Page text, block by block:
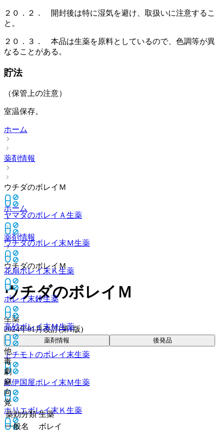
２０．２． 開封後は特に湿気を避け、取扱いに注意するこ
と。
２０．３． 本品は生薬を原料としているので、色調等が異
なることがある。
貯法
（保管上の注意）
室温保存。
ホーム
薬剤情報
ウチダのボレイＭ
ヤマダのボレイＡ 生薬
ウチダのボレイ末Ｍ生薬
花扇ボレイ末Ｋ 生薬
ボレイ末鈴生薬
高砂ボレイ末Ｍ生薬
トチモトのボレイ末生薬
紀伊国屋ボレイ末Ｍ生薬
ホリエボレイ末Ｋ 生薬
ホーム
薬剤情報
ウチダのボレイＭ
ウチダのボレイＭ
生薬
2024年01月改訂(第1版)
薬剤情報 後発品
他
毒
劇
麻
向
覚
薬効分類 生薬
一般名
ボレイ